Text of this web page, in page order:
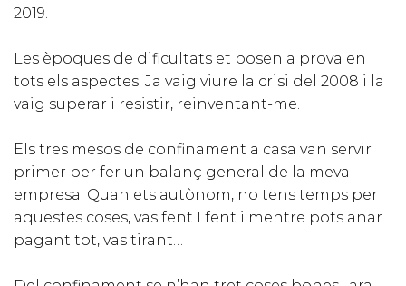
2019.
Les èpoques de dificultats et posen a prova en
tots els aspectes. Ja vaig viure la crisi del 2008 i la
vaig superar i resistir, reinventant-me.
Els tres mesos de confinament a casa van servir
primer per fer un balanç general de la meva
empresa. Quan ets autònom, no tens temps per
aquestes coses, vas fent I fent i mentre pots anar
pagant tot, vas tirant…